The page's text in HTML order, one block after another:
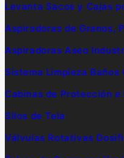
Levanta Sacos y Cajas
Aspiradoras de Granos,
Aspiradoras Aseo
Sistema Limpieza Baños
Cabinas de Protección e
Silos de Tela
Válvulas Rotativas